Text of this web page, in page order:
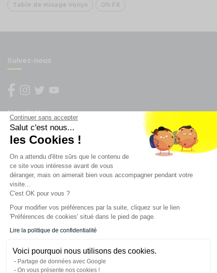
Continuer sans accepter
Salut c'est nous...
les Cookies !
On a attendu d'être sûrs que le contenu de
ce site vous intéresse avant de vous
déranger, mais on aimerait bien vous accompagner pendant votre
visite...
C'est OK pour vous ?
Pour modifier vos préférences par la suite, cliquez sur le lien
'Préférences de cookies' situé dans le pied de page.
Lire la politique de confidentialité
Voici pourquoi nous utilisons des cookies.
Partage de données avec Google
On vous présente nos cookies !
Table de mixage Vonyx Oh FX
Suivez-nous
Newsletter
Enregistrez vous à la newsletter
Restez à l'actualité sur nos produits et les offres du
moment
NOS SERVICES
INFORMATIONS
CONTACT